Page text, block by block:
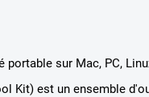
sur Mac, PC,
Kit) est un ensemble